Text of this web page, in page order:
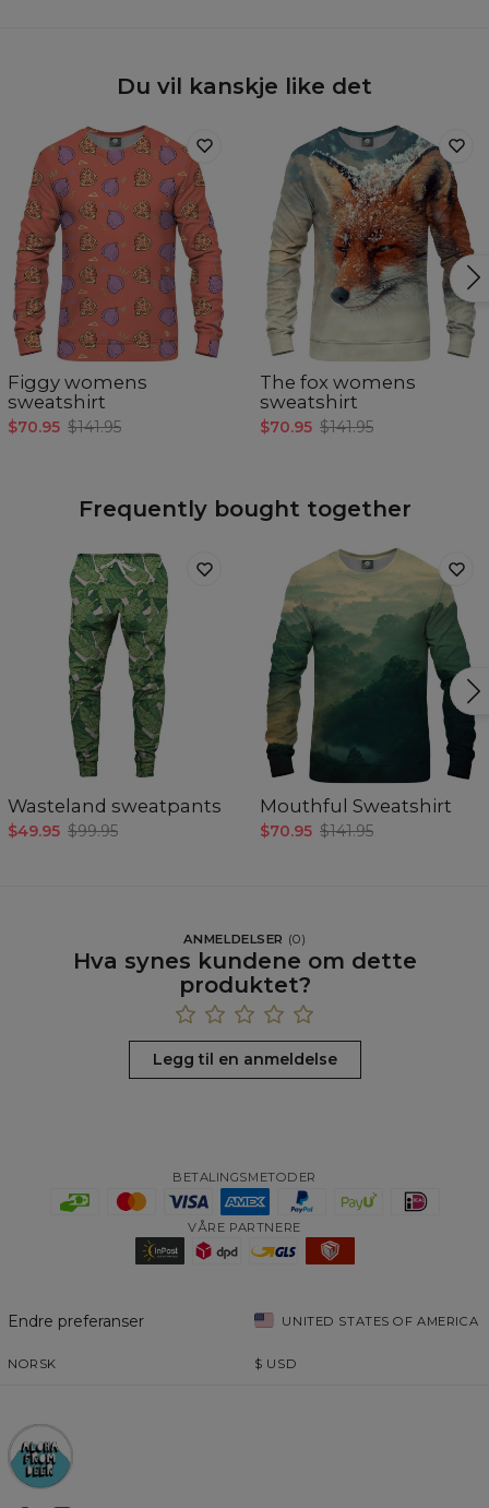
Du vil kanskje like det
Figgy womens
sweatshirt
$70.95 $141.95
The fox womens
sweatshirt
$70.95 $141.95
Frequently bought together
Wasteland sweatpants
$49.95 $99.95
Mouthful Sweatshirt
$70.95 $141.95
ANMELDELSER (0)
Hva synes kundene om dette
produktet?
Legg til en anmeldelse
BETALINGSMETODER
VÅRE PARTNERE
Endre preferanser UNITED STATES OF AMERICA
NORSK $ USD